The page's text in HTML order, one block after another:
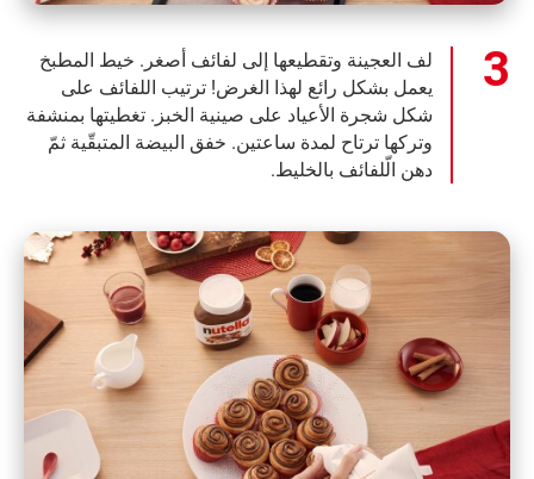
لف العجينة وتقطيعها إلى لفائف أصغر. خيط المطبخ
يعمل بشكل رائع لهذا الغرض! ترتيب اللفائف على
شكل شجرة الأعياد على صينية الخبز. تغطيتها بمنشفة
وتركها ترتاح لمدة ساعتين. خفق البيضة المتبقّية ثمّ
دهن الّلفائف بالخليط.